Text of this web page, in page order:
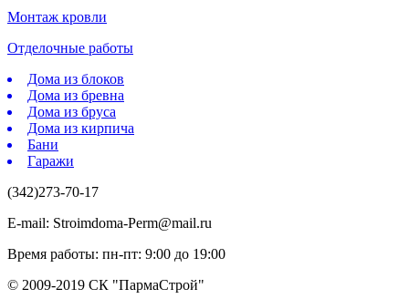
Монтаж кровли
Отделочные работы
Дома из блоков
Дома из бревна
Дома из бруса
Дома из кирпича
Бани
Гаражи
(342)273-70-17
E-mail: Stroimdoma-Perm@mail.ru
Время работы: пн-пт: 9:00 до 19:00
© 2009-2019 СК "ПармаСтрой"